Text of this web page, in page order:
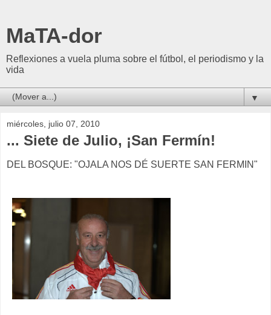
MaTA-dor
Reflexiones a vuela pluma sobre el fútbol, el periodismo y la
vida
▼
miércoles, julio 07, 2010
... Siete de Julio, ¡San Fermín!
DEL BOSQUE: "OJALA NOS DÉ SUERTE SAN FERMIN"